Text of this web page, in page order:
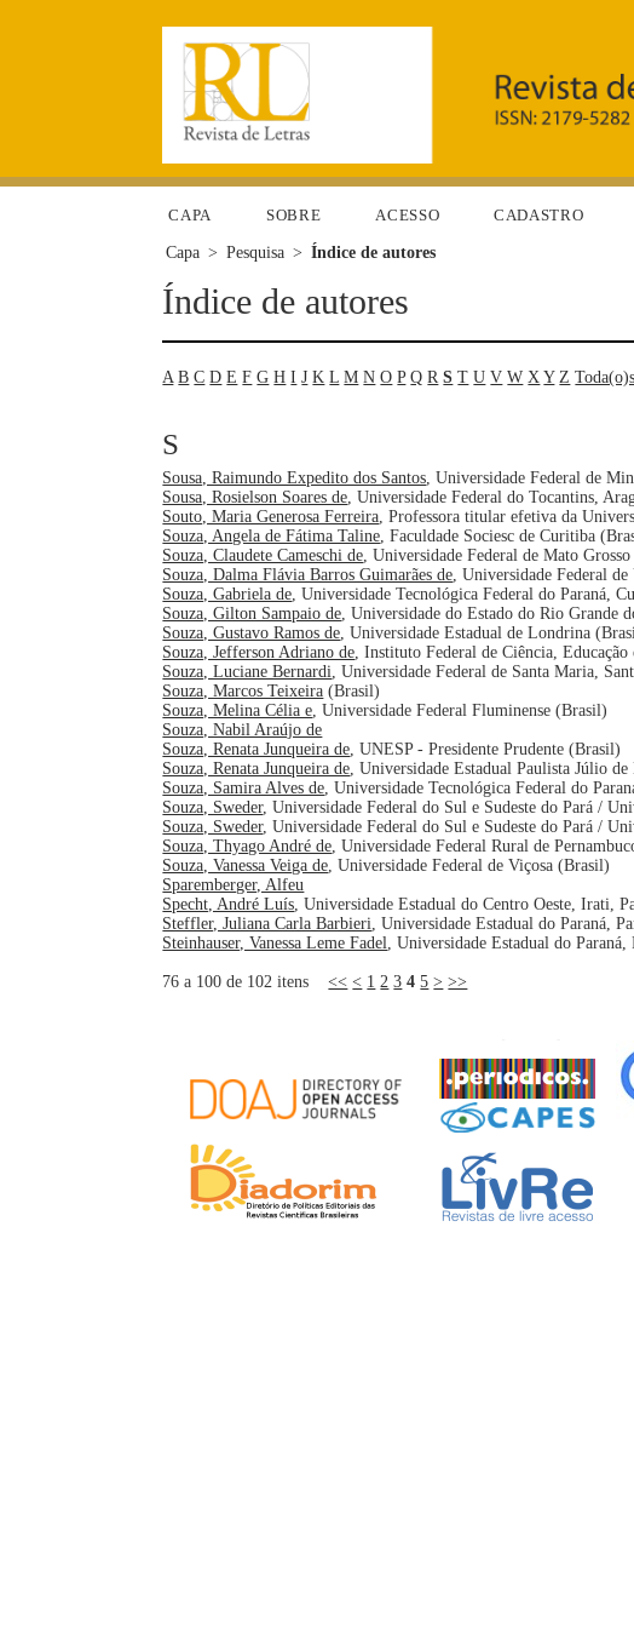
CAPA SOBRE ACESSO CADASTRO
Capa > Pesquisa > Índice de autores
Índice de autores
A B C D E F G H I J K L M N O P Q R S T U V W X Y Z Toda(o)s
S
Sousa, Raimundo Expedito dos Santos, Universidade Federal de
Sousa, Rosielson Soares de, Universidade Federal do Tocantins,
Souto, Maria Generosa Ferreira, Professora titular efetiva da
Souza, Angela de Fátima Taline, Faculdade Sociesc de Curitiba
Souza, Claudete Cameschi de, Universidade Federal de Mato
Souza, Dalma Flávia Barros Guimarães de, Universidade Federal
Souza, Gabriela de, Universidade Tecnológica Federal do Paraná,
Souza, Gilton Sampaio de, Universidade do Estado do Rio Grande
Souza, Gustavo Ramos de, Universidade Estadual de Londrina
Souza, Jefferson Adriano de, Instituto Federal de Ciência,
Souza, Luciane Bernardi, Universidade Federal de Santa Maria,
Souza, Marcos Teixeira (Brasil)
Souza, Melina Célia e, Universidade Federal Fluminense (Brasil)
Souza, Nabil Araújo de
Souza, Renata Junqueira de, UNESP - Presidente Prudente (Brasil)
Souza, Renata Junqueira de, Universidade Estadual Paulista Júlio
Souza, Samira Alves de, Universidade Tecnológica Federal do
Souza, Sweder, Universidade Federal do Sul e Sudeste do Pará /
Souza, Sweder, Universidade Federal do Sul e Sudeste do Pará /
Souza, Thyago André de, Universidade Federal Rural de
Souza, Vanessa Veiga de, Universidade Federal de Viçosa (Brasil)
Sparemberger, Alfeu
Specht, André Luís, Universidade Estadual do Centro Oeste, Irati,
Steffler, Juliana Carla Barbieri, Universidade Estadual do Paraná,
Steinhauser, Vanessa Leme Fadel, Universidade Estadual do
76 a 100 de 102 itens<< < 1 2 3 4 5 > >>